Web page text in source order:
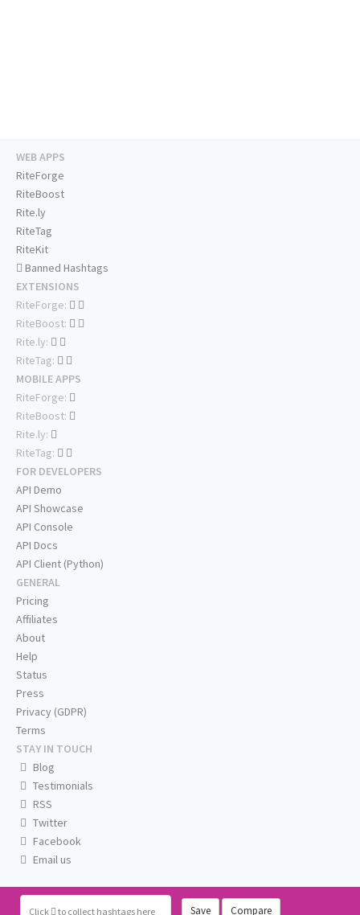
Click to collect hashtags here Save Compare
WEB APPS
RiteForge
RiteBoost
Rite.ly
RiteTag
RiteKit
Banned Hashtags
EXTENSIONS
RiteForge:
RiteBoost:
Rite.ly:
RiteTag:
MOBILE APPS
RiteForge:
RiteBoost:
Rite.ly:
RiteTag:
FOR DEVELOPERS
API Demo
API Showcase
API Console
API Docs
API Client (Python)
GENERAL
Pricing
Affiliates
About
Help
Status
Press
Privacy (GDPR)
Terms
STAY IN TOUCH
Blog
Testimonials
RSS
Twitter
Facebook
Email us